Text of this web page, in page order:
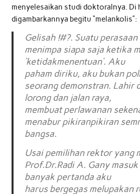
menyelesaikan studi doktoralnya. Di
digambarkannya begitu “melankolis”:
Gelisah !#?. Suatu
menimpa siapa saja ketika
‘ketidakmenentuan’. Aku
paham diriku, aku bukan
seorang demonstran. Lahir
lorong dan jalan raya,
membuat perlawanan
menabur pikiranpikiran
bangsa.
Usai pemilihan rektor yang
Prof.Dr.Radi A. Gany
banyak pertanda aku
harus bergegas melupakan